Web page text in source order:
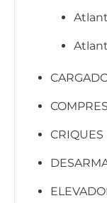
CRIQUES